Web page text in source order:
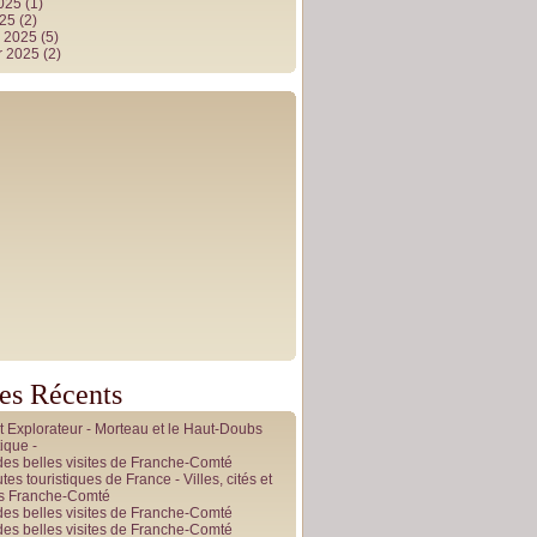
(1)
(2)
2025 (5)
2025 (2)
Récents
Explorateur - Morteau et le Haut-Doubs
-
belles visites de Franche-Comté
touristiques de France - Villes, cités et
Franche-Comté
belles visites de Franche-Comté
belles visites de Franche-Comté